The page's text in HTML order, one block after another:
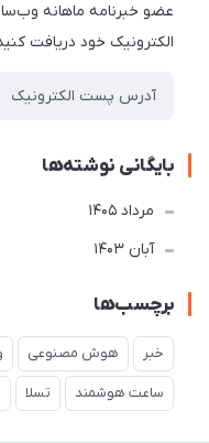
عضو خبرنامه ماهانه
الکترونیک خود دریافت
بایگانی نوشته‌ها
مرداد 1405
آبان 1403
برچسب‌ها
خبر هوش مصنوعی
ساعت هوشمند تسلا